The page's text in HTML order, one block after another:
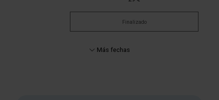
Finalizado
Más fechas